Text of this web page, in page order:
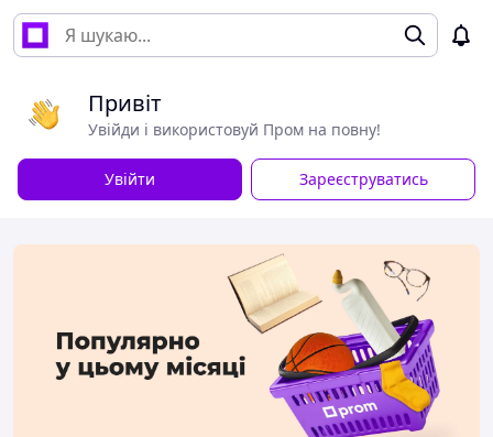
Привіт
Увійди і використовуй Пром на повну!
Увійти Зареєструватись